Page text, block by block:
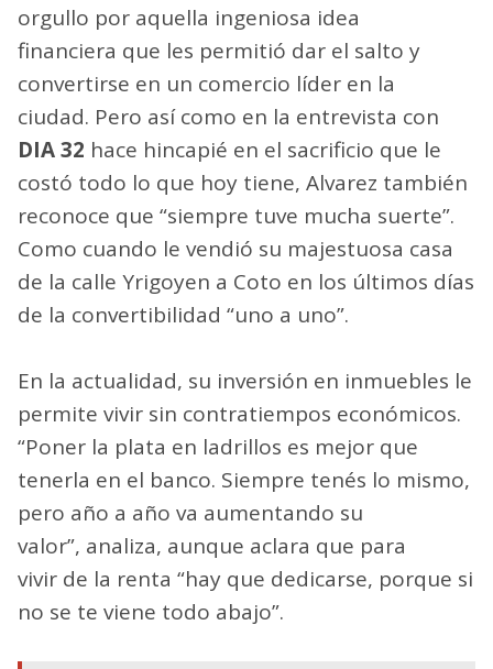
orgullo por aquella ingeniosa idea
financiera que les permitió dar el salto y
convertirse en un comercio líder en la
ciudad. Pero así como en la entrevista con
DIA 32 hace hincapié en el sacrificio que le
costó todo lo que hoy tiene, Alvarez también
reconoce que “siempre tuve mucha suerte”.
Como cuando le vendió su majestuosa casa
de la calle Yrigoyen a Coto en los últimos días
de la convertibilidad “uno a uno”.
En la actualidad, su inversión en inmuebles le
permite vivir sin contratiempos económicos.
“Poner la plata en ladrillos es mejor que
tenerla en el banco. Siempre tenés lo mismo,
pero año a año va aumentando su
valor”, analiza, aunque aclara que para
vivir de la renta “hay que dedicarse, porque si
no se te viene todo abajo”.